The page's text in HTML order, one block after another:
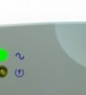
Mėginių
automatizavimas
Fizioterapinė ir